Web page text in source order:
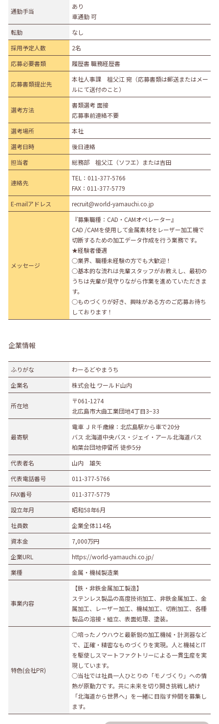
通勤手当
あり
車通勤 可
転勤
なし
採用予定人数
2名
応募必要書類
履歴書 職務経歴書
応募書類提出先
本社人事課 祖父江 宛（応募書類は郵送またはメー
ルにて送付のこと）
選考方法
書類選考 面接
応募事前連絡不要
選考場所
本社
選考日時
後日連絡
担当者
総務部 祖父江（ソフエ）または吉田
連絡先
TEL： 011-377-5766
FAX：011-377-5779
E-mailアドレス
recruit@world-yamauchi.co.jp
メッセージ
『募集職種：CAD・CAMオペレーター』
CAD /CAMを使用して金属素材をレーザー加工機で
切断するための加工データ作成を行う業務です。
★経験者優遇
◯業界、職種未経験の方でも大歓迎！
◯基本的な流れは先輩スタッフがお教えし、最初の
うちは先輩が見守りながら作業を進めていただきま
す。
◯ものづくりが好き、興味がある方のご応募お待ち
しております！
企業情報
ふりがな
わーるどやまうち
企業名
株式会社 ワールド山内
所在地
〒061-1274
北広島市大曲工業団地4丁目3−33
最寄駅
電車 ＪＲ千歳線：北広島駅から車で20分
バス 北海道中央バス・ジェイ・アール北海道バス
柏葉台団地停留所 徒歩5分
代表者名
山内 雄矢
代表電話番号
011-377-5766
FAX番号
011-377-5779
設立年月
昭和58年6月
社員数
企業全体114名
資本金
7,000万円
企業URL
https://world-yamauchi.co.jp/
業種
金属・機械製造業
事業内容
【鉄・非鉄金属加工製造】
ステンレス製品の高度技術加工、非鉄金属加工、金
属加工、レーザー加工、機械加工、切削加工、各種
製品の溶接・組立、表面処理、塗装。
特色(会社PR)
◯培ったノウハウと最新鋭の加工機械・計測器など
で、正確・精密なものづくりを実現。人と機械とIT
を駆使しスマートファクトリーによる一貫生産を実
現しています。
◯当社では社員一人ひとりの「モノづくり」への情
熱が原動力です。共に未来を切り開き挑戦し続け
「北海道から世界へ」を一緒に目指す仲間を募集し
ます。